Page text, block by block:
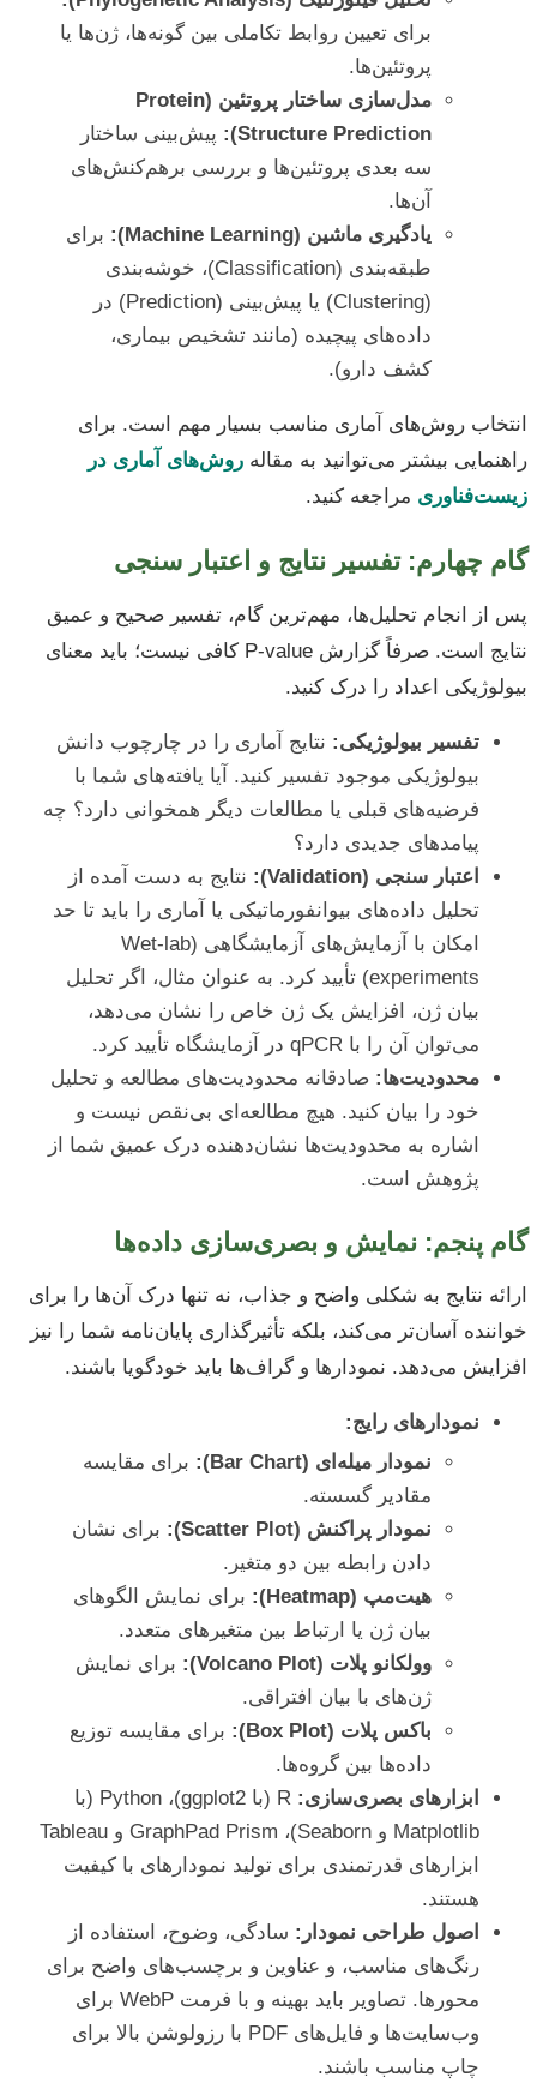
برای تعیین روابط تکاملی بین گونه‌ها، ژن‌ها یا
پروتئین‌ها.
مدل‌سازی ساختار پروتئین (Protein
Structure Prediction):
پیش‌بینی ساختار
سه بعدی پروتئین‌ها و بررسی برهم‌کنش‌های
آن‌ها.
یادگیری ماشین (Machine Learning):
برای
طبقه‌بندی (Classification)، خوشه‌بندی
(Clustering) یا پیش‌بینی (Prediction) در
داده‌های پیچیده (مانند تشخیص بیماری،
کشف دارو).
انتخاب روش‌های آماری مناسب بسیار مهم است. برای
راهنمایی بیشتر می‌توانید به مقاله روش‌های آماری در
زیست‌فناوری مراجعه کنید.
گام چهارم: تفسیر نتایج و اعتبار سنجی
پس از انجام تحلیل‌ها، مهم‌ترین گام، تفسیر صحیح و عمیق
نتایج است. صرفاً گزارش P-value کافی نیست؛ باید معنای
بیولوژیکی اعداد را درک کنید.
تفسیر بیولوژیکی: نتایج آماری را در چارچوب دانش
بیولوژیکی موجود تفسیر کنید. آیا یافته‌های شما با
فرضیه‌های قبلی یا مطالعات دیگر همخوانی دارد؟ چه
پیامدهای جدیدی دارد؟
اعتبار سنجی (Validation):
نتایج به دست آمده از
تحلیل داده‌های بیوانفورماتیکی یا آماری را باید تا حد
امکان با آزمایش‌های آزمایشگاهی (Wet-lab
experiments) تأیید کرد. به عنوان مثال، اگر تحلیل
بیان ژن، افزایش یک ژن خاص را نشان می‌دهد،
می‌توان آن را با qPCR در آزمایشگاه تأیید کرد.
محدودیت‌ها: صادقانه محدودیت‌های مطالعه و تحلیل
خود را بیان کنید. هیچ مطالعه‌ای بی‌نقص نیست و
اشاره به محدودیت‌ها نشان‌دهنده درک عمیق شما از
پژوهش است.
گام پنجم: نمایش و بصری‌سازی داده‌ها
ارائه نتایج به شکلی واضح و جذاب، نه تنها درک آن‌ها را برای
خواننده آسان‌تر می‌کند، بلکه تأثیرگذاری پایان‌نامه شما را نیز
افزایش می‌دهد. نمودارها و گراف‌ها باید خودگویا باشند.
نمودارهای رایج:
نمودار میله‌ای (Bar Chart):
برای مقایسه
مقادیر گسسته.
نمودار پراکنش (Scatter Plot):
برای نشان
دادن رابطه بین دو متغیر.
هیت‌مپ (Heatmap):
برای نمایش الگوهای
بیان ژن یا ارتباط بین متغیرهای متعدد.
وولکانو پلات (Volcano Plot):
برای نمایش
ژن‌های با بیان افتراقی.
باکس پلات (Box Plot):
برای مقایسه توزیع
داده‌ها بین گروه‌ها.
ابزارهای بصری‌سازی:
R (با ggplot2)، Python (با
Matplotlib و Seaborn)، GraphPad Prism و Tableau
ابزارهای قدرتمندی برای تولید نمودارهای با کیفیت
هستند.
اصول طراحی نمودار: سادگی، وضوح، استفاده از
رنگ‌های مناسب، و عناوین و برچسب‌های واضح برای
محورها. تصاویر باید بهینه و با فرمت WebP برای
وب‌سایت‌ها و فایل‌های PDF با رزولوشن بالا برای
چاپ مناسب باشند.